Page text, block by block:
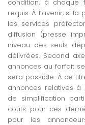
condition, à chaque
requis. À l’avenir, si
les services
diffusion (presse
niveau des seuls
délivrées. Second
annonces au forfait
sera possible. À ce
annonces relatives à
de simplification
coûts pour ces
pour les